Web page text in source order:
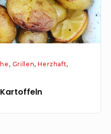
, Grillen,Herzhaft,